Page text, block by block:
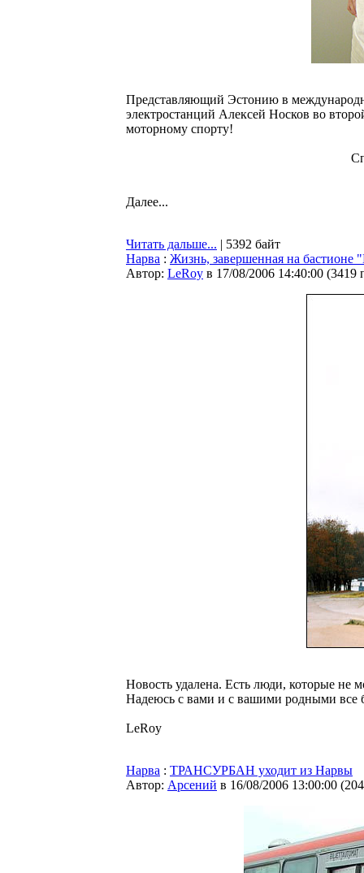
Представляющий Эстонию в
электростанций Алексей Носков во
моторному спорту!
Далее...
Читать дальше... | 5392 байт
Нарва : Жизнь, завершенная на бастионе
Автор: LeRoy в 17/08/2006 14:40:00 (3419
Новость удалена. Есть люди, которые не
Надеюсь с вами и с вашими родными все
LeRoy
Нарва : ТРАНСУРБАН уходит из Нарвы
Автор: Арсений в 16/08/2006 13:00:00 (